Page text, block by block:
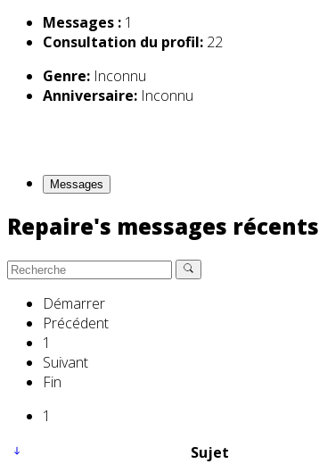
Messages : 1
Consultation du profil: 22
Genre: Inconnu
Anniversaire: Inconnu
Messages
Repaire's messages récents
Démarrer
Précédent
1
Suivant
Fin
1
Sujet